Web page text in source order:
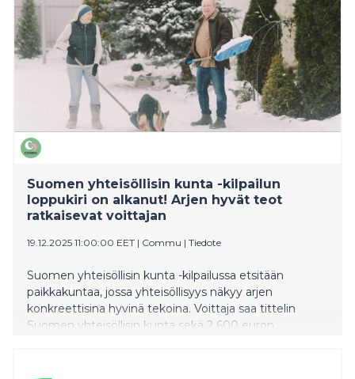
Suomen yhteisöllisin kunta -kilpailun
loppukiri on alkanut! Arjen hyvät teot
ratkaisevat voittajan
19.12.2025 11:00:00 EET | Commu | Tiedote
Suomen yhteisöllisin kunta -kilpailussa etsitään
paikkakuntaa, jossa yhteisöllisyys näkyy arjen
konkreettisina hyvinä tekoina. Voittaja saa tittelin
Suomen yhteisöllisin kunta sekä 2 600 euron